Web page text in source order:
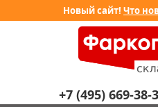
Новый сайт! Что
+7 (495) 669-38-